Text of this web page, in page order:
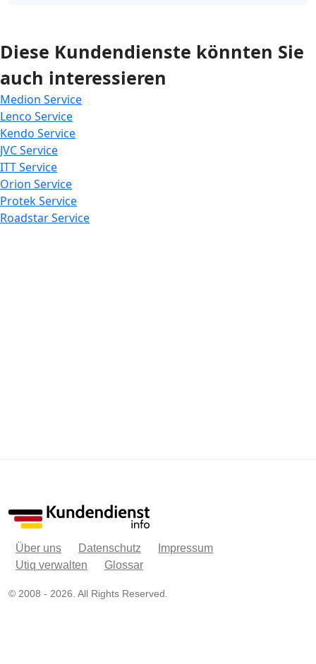
Diese Kundendienste könnten Sie
auch interessieren
Medion Service
Lenco Service
Kendo Service
JVC Service
ITT Service
Orion Service
Protek Service
Roadstar Service
Über uns Datenschutz
Impressum
Utiq verwalten
Glossar
© 2008 - 2026. All Rights Reserved.